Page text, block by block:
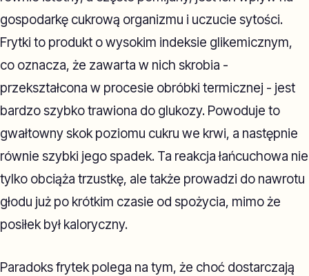
gospodarkę cukrową organizmu i uczucie sytości.
Frytki to produkt o wysokim indeksie glikemicznym,
co oznacza, że zawarta w nich skrobia -
przekształcona w procesie obróbki termicznej - jest
bardzo szybko trawiona do glukozy. Powoduje to
gwałtowny skok poziomu cukru we krwi, a następnie
równie szybki jego spadek. Ta reakcja łańcuchowa nie
tylko obciąża trzustkę, ale także prowadzi do nawrotu
głodu już po krótkim czasie od spożycia, mimo że
posiłek był kaloryczny.
Paradoks frytek polega na tym, że choć dostarczają